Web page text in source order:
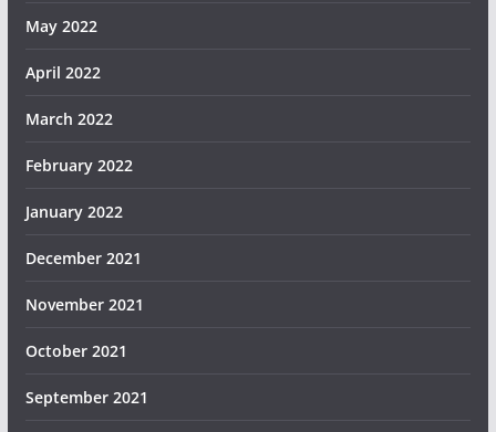
May 2022
April 2022
March 2022
February 2022
January 2022
December 2021
November 2021
October 2021
September 2021